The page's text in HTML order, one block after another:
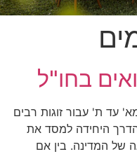
בחו"ל
מא' עד ת' עבור זוגות רבים
הדרך היחידה למסד את
של המדינה. בין אם